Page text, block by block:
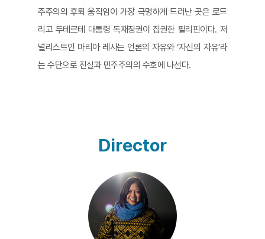
주주의의 후퇴 움직임이 가장 극명하게 드러난 곳은 로드
리고 두테르테 대통령 독재정권이 집권한 필리핀이다. 저
널리스트인 마리아 레사는 언론의 자유와 ‘자신의 자유’라
는 수단으로 진실과 민주주의의 수호에 나선다.
Director